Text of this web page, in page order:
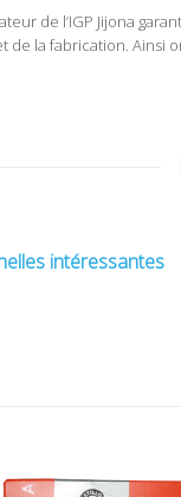
de l’IGP Jijona
la fabrication. Ainsi
intéressantes